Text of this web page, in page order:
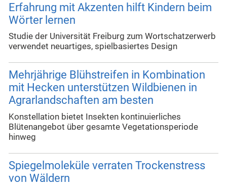
Erfahrung mit Akzenten hilft Kindern beim
Wörter lernen
Studie der Universität Freiburg zum Wortschatzerwerb
verwendet neuartiges, spielbasiertes Design
Mehrjährige Blühstreifen in Kombination
mit Hecken unterstützen Wildbienen in
Agrarlandschaften am besten
Konstellation bietet Insekten kontinuierliches
Blütenangebot über gesamte Vegetationsperiode
hinweg
Spiegelmoleküle verraten Trockenstress
von Wäldern